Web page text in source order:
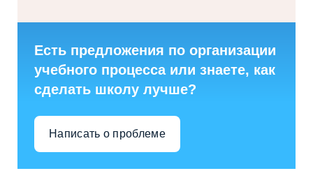
Есть предложения по организации
учебного процесса или знаете, как
сделать школу лучше?
Написать о проблеме